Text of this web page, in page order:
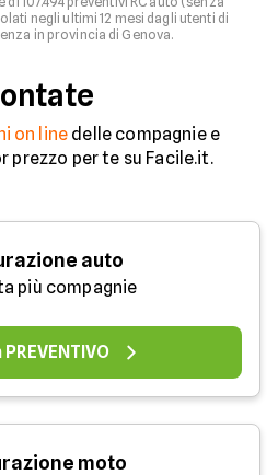
negli ultimi 12 mesi dagli utenti di
in provincia di Genova.
on line delle compagnie e
prezzo per te su Facile.it.
auto
più compagnie
PREVENTIVO
moto